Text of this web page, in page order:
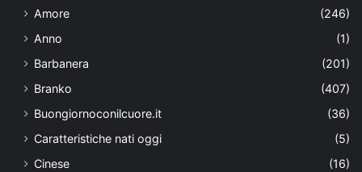
Amore
(246)
Anno
(1)
Barbanera
(201)
Branko
(407)
Buongiornoconilcuore.it
(36)
Caratteristiche nati oggi
(5)
Cinese
(16)